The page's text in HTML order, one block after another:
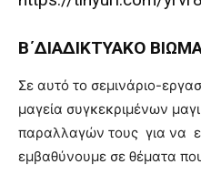
Β΄ΔΙΑΔΙΚΤΥΑΚΟ
Σε αυτό το σεμινάριο-
μαγεία συγκεκριμένων
παραλλαγών τους για να
εμβαθύνουμε σε θέματα